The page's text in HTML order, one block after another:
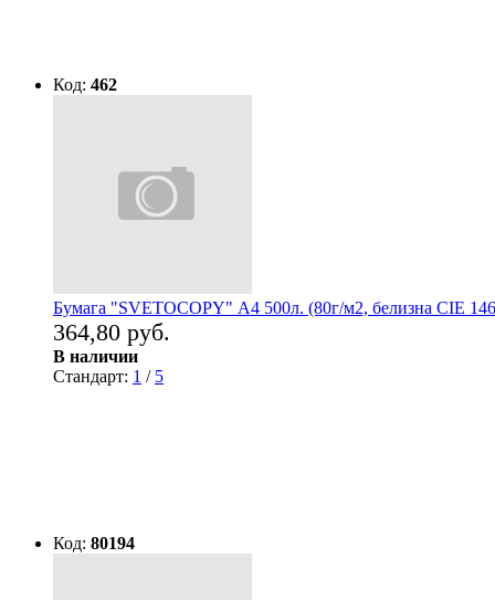
Код: 462
Бумага "SVETOCOPY" А4 500л. (80г/м2, белизна CIE
364,80 руб.
В наличии
Стандарт: 1 / 5
Код: 80194